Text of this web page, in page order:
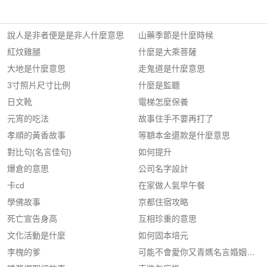
說人是非者便是是非人什麼意思
紅炆雞腿
大地是什麼意思
3寸照片尺寸比例
日文靴
元宵的吃法
孝順的黃香故事
對比句(名言佳句)
爆倉的意思
卡cd
學佛故事
死亡宣告身高
文化活動是什麼
李槐的爹
山藥季節是什麼時候
什麼是大乘菩薩
走鬼道是什麼意思
什麼是監聽
電梯怎麼保養
故事住手不要再打了
等額本金還款是什麼意思
如何提升
公司名字設計
在家做人氣早午餐
京都住宿攻略
互相珍重的意思
如何固本培元
可能不會愛你又青媽名言婚姻不是